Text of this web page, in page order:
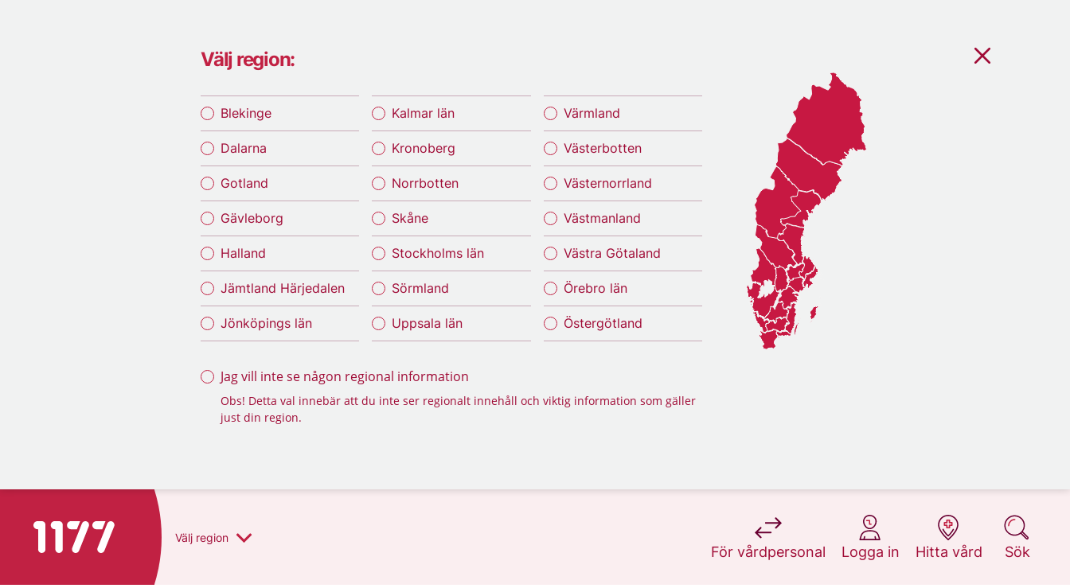
Välj region:
Blekinge
Dalarna
Gotland
Gävleborg
Halland
Jämtland Härjedalen
Jönköpings län
Kalmar län
Kronoberg
Norrbotten
Skåne
Stockholms län
Sörmland
Uppsala län
Värmland
Västerbotten
Västernorrland
Västmanland
Västra Götaland
Örebro län
Östergötland
Jag vill inte se någon regional information
Obs! Detta val innebär att du inte ser regionalt innehåll och viktig information som gäller
just din region.
Till startsidan för 1177 Välj region
För vårdpersonal
på 1177.se
Logga in
på 1177.se
Hitta vård
på 1177.se
Sök
på 1177.se